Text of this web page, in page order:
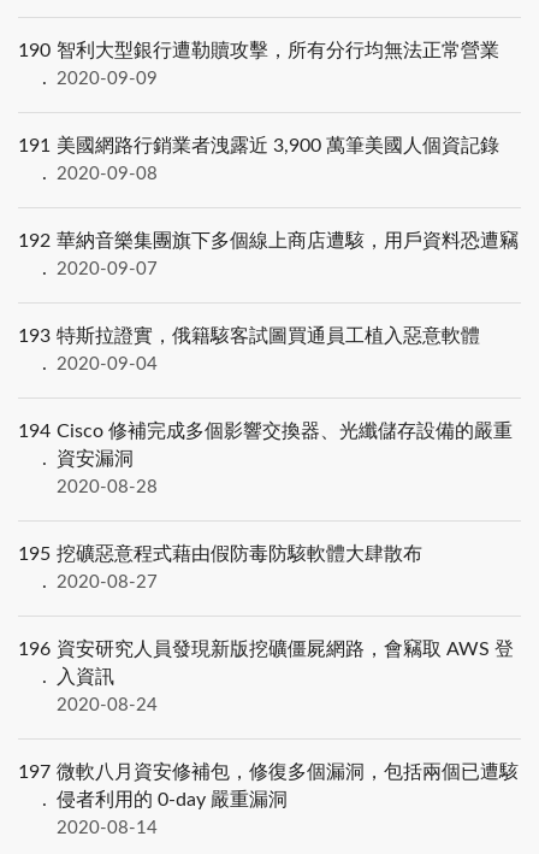
190 智利大型銀行遭勒贖攻擊，所有分行均無法正常營業
2020-09-09
191 美國網路行銷業者洩露近 3,900 萬筆美國人個資記錄
2020-09-08
192 華納音樂集團旗下多個線上商店遭駭，用戶資料恐遭竊
2020-09-07
193 特斯拉證實，俄籍駭客試圖買通員工植入惡意軟體
2020-09-04
194 Cisco 修補完成多個影響交換器、光纖儲存設備的嚴重
資安漏洞
2020-08-28
195 挖礦惡意程式藉由假防毒防駭軟體大肆散布
2020-08-27
196 資安研究人員發現新版挖礦僵屍網路，會竊取 AWS 登
入資訊
2020-08-24
197 微軟八月資安修補包，修復多個漏洞，包括兩個已遭駭
侵者利用的 0-day 嚴重漏洞
2020-08-14